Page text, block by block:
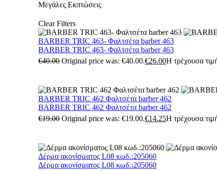
Μεγάλες Εκπτώσεις
Clear Filters
BARBER TRIC 463- Φαλτσέτα barber 463
BARBER TRIC 463- Φαλτσέτα barber 463
€40.00 Original price was: €40.00.€26.00Η τρέχουσα
BARBER TRIC 462 Φαλτσέτα barber 462
BARBER TRIC 462 Φαλτσέτα barber 462
€19.00 Original price was: €19.00.€14.25Η τρέχουσα
Δέρμα ακονίσματος L08 κωδ.:205060
Δέρμα ακονίσματος L08 κωδ.:205060